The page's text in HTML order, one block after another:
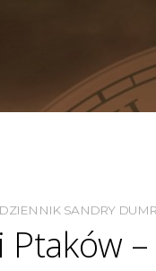
DZIENNIK SANDRY
Ptaków